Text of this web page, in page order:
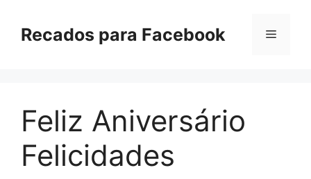
paraRecados para Facebook Menu
Feliz Aniversário
Felicidades